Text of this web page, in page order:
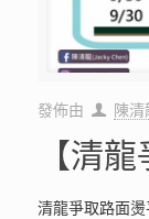
發佈由 陳
【清
清龍爭取路面